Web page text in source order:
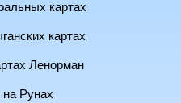
картах
картах
Ленорман
на Рунах